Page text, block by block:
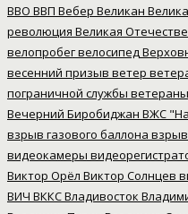
ВВО ВВП Вебер Великан
революция Великая
велопробегвелосипед
весенний призыв ветер
пограничной службы
Вечерний Биробиджан ВЖС
взрыв газового баллона
видеокамеры
Виктор Орёл Виктор Солнцев
ВИЧ ВККСВладивосток